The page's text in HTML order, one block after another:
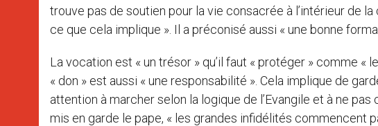
trouve pas de soutien pour la vie consacrée à l’intérieur de
ce que cela implique ». Il a préconisé aussi « une bonne
La vocation est « un trésor » qu’il faut « protéger » comme
« don » est aussi « une responsabilité ». Cela implique de
attention à marcher selon la logique de l’Evangile et à ne
mis en garde le pape, « les grandes infidélités commencent